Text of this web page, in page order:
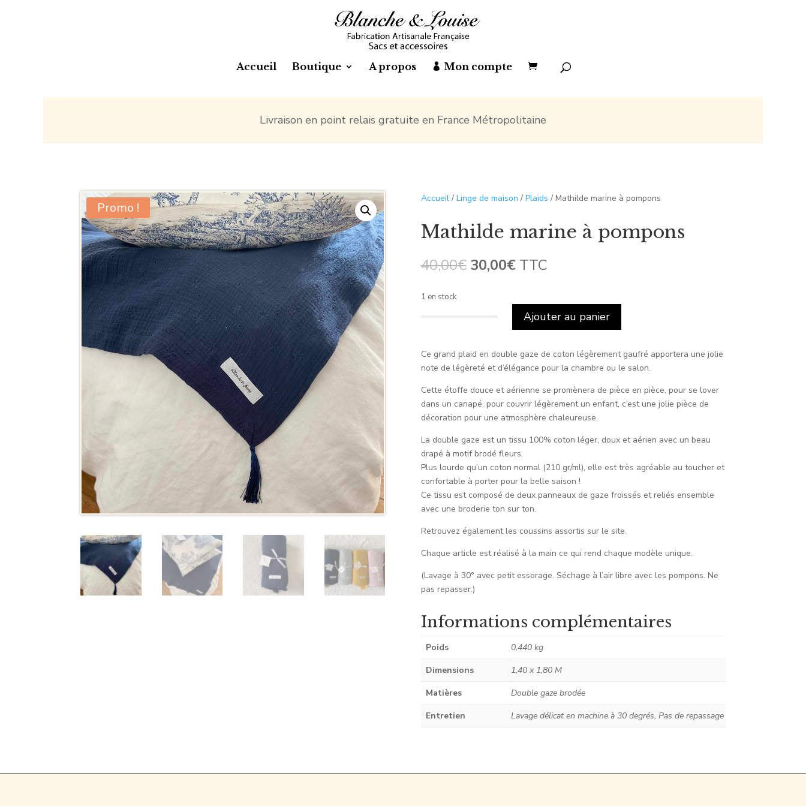
Accueil Boutique A propos Mon compte
Livraison en point relais gratuite en France Métropolitaine
Promo !
Accueil/ Linge de maison / Plaids / Mathilde marine à pompons
Mathilde marine à pompons
40,00€ Le
30,00€Le
est :
30,00€.
TTC
1 en stock
Mathilde
marine
pompons
Ajouter au panier
Ce grand plaid en double gaze de coton légèrement gaufré apportera une jolie
note de légèreté et d’élégance pour la chambre ou le salon.
Cette étoffe douce et aérienne se promènera de pièce en pièce, pour se lover
dans un canapé, pour couvrir légèrement un enfant, c’est une jolie pièce de
décoration pour une atmosphère chaleureuse.
La double gaze est un tissu 100% coton léger, doux et aérien avec un beau
drapé à motif brodé fleurs.
Plus lourde qu’un coton normal (210 gr/ml), elle est très agréable au toucher et
confortable à porter pour la belle saison !
Ce tissu est composé de deux panneaux de gaze froissés et reliés ensemble
avec une broderie ton sur ton.
Retrouvez également les coussins assortis sur le site.
Chaque article est réalisé à la main ce qui rend chaque modèle unique.
(Lavage à 30° avec petit essorage. Séchage à l’air libre avec les pompons. Ne
pas repasser.)
Informations complémentaires
Poids
0,440 kg
Dimensions
1,40 x 1,80 M
Matières
Double gaze brodée
Entretien
Lavage délicat en machine à 30 degrés, Pas de repassage